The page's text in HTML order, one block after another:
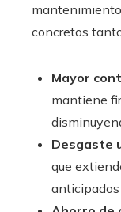
concretos
Mayor
mantiene
Desgaste
que
anticipados